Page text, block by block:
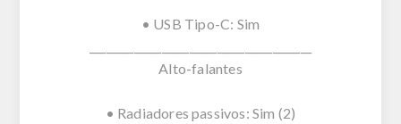
• USB Tipo-C: Sim
Alto-falantes
• Radiadores passivos: Sim (2)